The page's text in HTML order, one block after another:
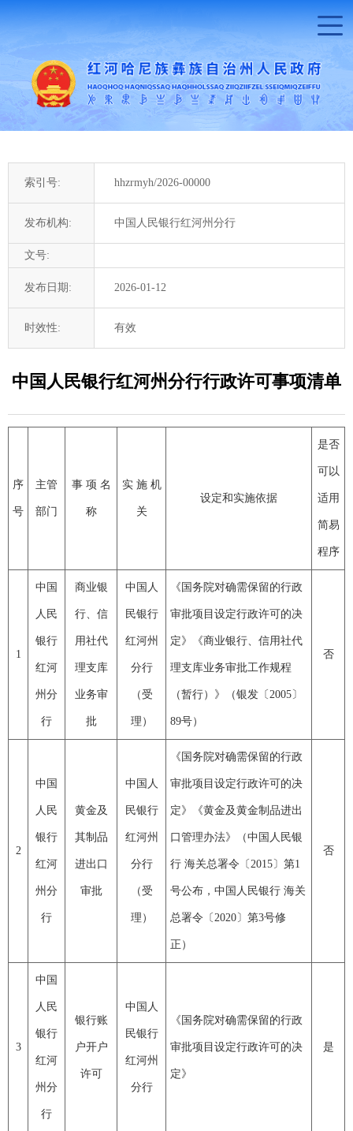
索引号: hhzrmyh/2026-00000
发布机构: 中国人民银行红河州分行
文号:
发布日期: 2026-01-12
时效性: 有效
中国人民银行红河州分行行政许可事项清单
序
号
主管
部门
事 项 名
称
实 施 机
关
设定和实施依据
是否
可以
适用
简易
程序
1
中国
人民
银行
红河
州分
行
商业银
行、信
用社代
理支库
业务审
批
中国人
民银行
红河州
分行
（受
理）
《国务院对确需保留的行政
审批项目设定行政许可的决
定》 《商业银行、信用社代
理支库业务审批工作规程
（暂行）》（银发〔2005〕
89号）
否
2
中国
人民
银行
红河
州分
行
黄金及
其制品
进出口
审批
中国人
民银行
红河州
分行
（受
理）
《国务院对确需保留的行政
审批项目设定行政许可的决
定》 《黄金及黄金制品进出
口管理办法》（中国人民银
行 海关总署令〔2015〕第1
号公布，中国人民银行 海关
总署令〔2020〕第3号修
正）
否
3
中国
人民
银行
红河
州分
行
银行账
户开户
许可
中国人
民银行
红河州
分行
《国务院对确需保留的行政
审批项目设定行政许可的决
定》
是